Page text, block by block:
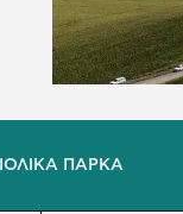
ΠΑΡΚΑ